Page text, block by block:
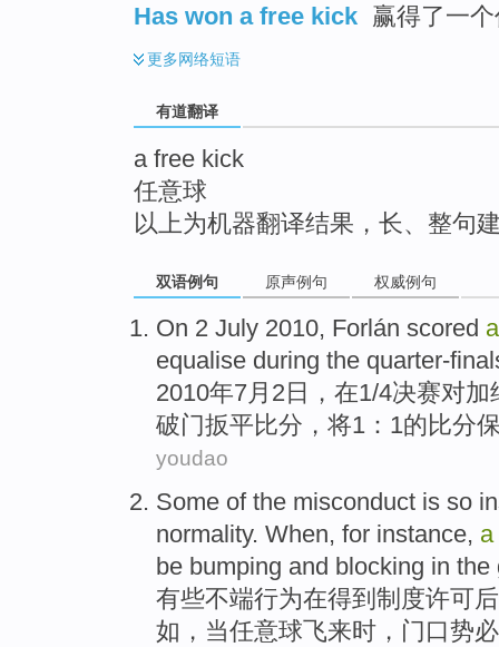
Has won a free kick 赢得了一
更多网络短语
有道翻译
a free kick
任意球
以上为机器翻译结果，长、整句
双语例句 原声例句 权威例句
On 2 July 2010, Forlán scored
equalise during the quarter-
2010年7月 2 日，在1/4决赛对加
破门扳平比分，将1：1的比分
youdao
Some of the misconduct is so
normality. When, for instance, a
be bumping and blocking in the
有些不端行为在得到 制度许可
如 ， 当任意球飞来时，门口势必